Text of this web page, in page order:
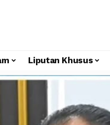
Liputan Khusus